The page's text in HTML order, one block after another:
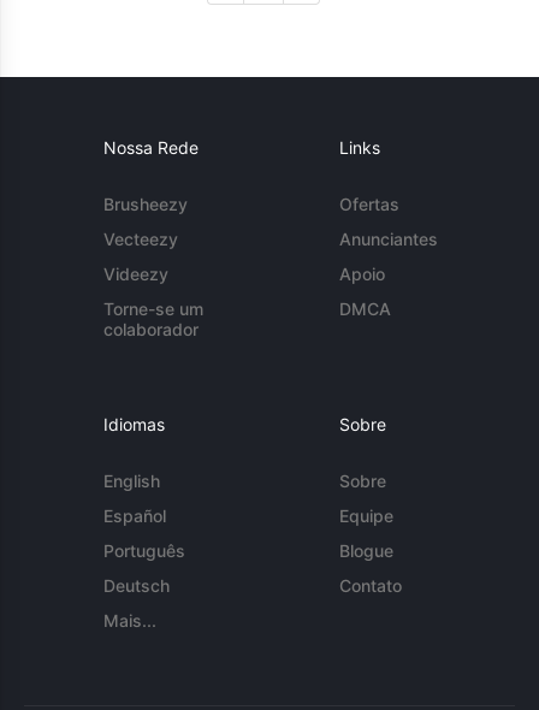
Nossa Rede
Brusheezy
Vecteezy
Videezy
Torne-se um
colaborador
Links
Ofertas
Anunciantes
Apoio
DMCA
Idiomas
English
Español
Português
Deutsch
Mais...
Sobre
Sobre
Equipe
Blogue
Contato